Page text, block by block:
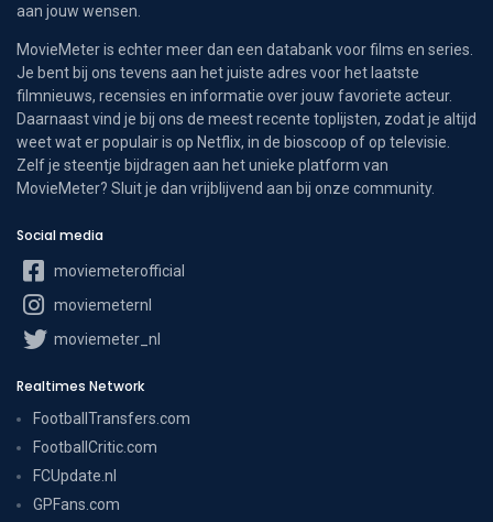
aan jouw wensen.
MovieMeter is echter meer dan een databank voor films en series.
Je bent bij ons tevens aan het juiste adres voor het laatste
filmnieuws, recensies en informatie over jouw favoriete acteur.
Daarnaast vind je bij ons de meest recente toplijsten, zodat je altijd
weet wat er populair is op Netflix, in de bioscoop of op televisie.
Zelf je steentje bijdragen aan het unieke platform van
MovieMeter? Sluit je dan vrijblijvend aan bij onze community.
Social media
moviemeterofficial
moviemeternl
moviemeter_nl
Realtimes Network
FootballTransfers.com
FootballCritic.com
FCUpdate.nl
GPFans.com